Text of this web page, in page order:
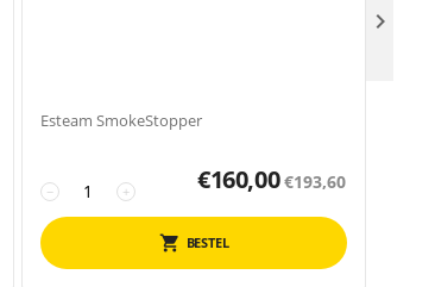
Esteam SmokeStopper
+
− €160,00 €193,60
BESTEL
